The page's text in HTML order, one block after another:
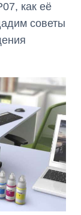
как её
советы